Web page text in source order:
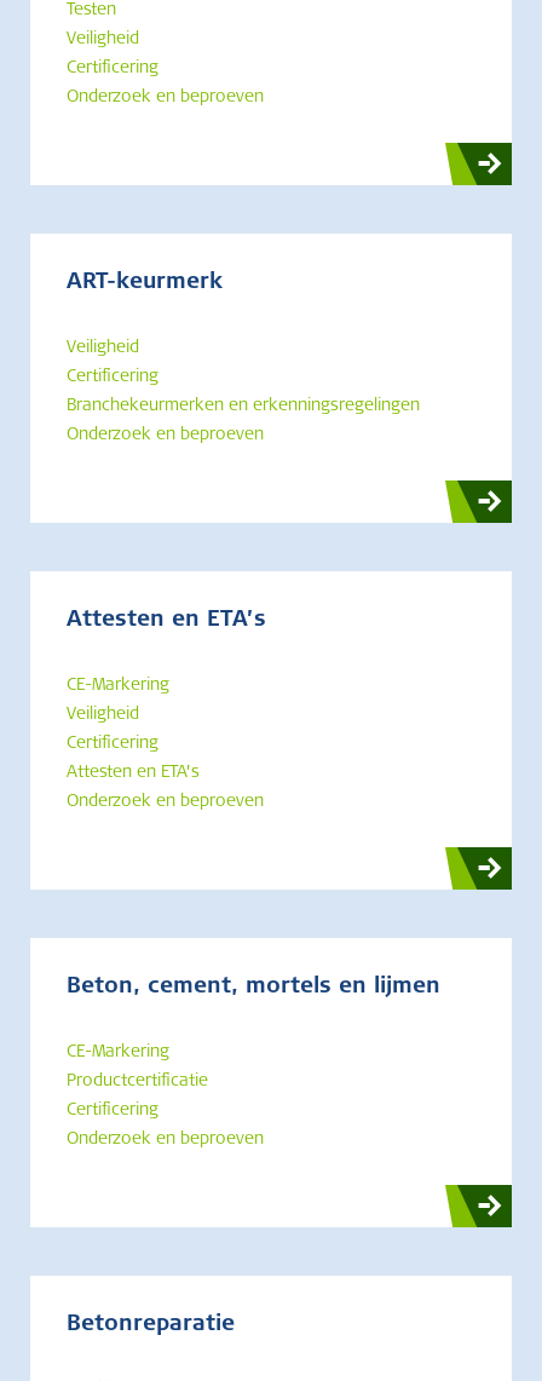
Testen
Veiligheid
Certificering
Onderzoek en beproeven
ART-keurmerk
Veiligheid
Certificering
Branchekeurmerken en erkenningsregelingen
Onderzoek en beproeven
Attesten en ETA’s
CE-Markering
Veiligheid
Certificering
Attesten en ETA’s
Onderzoek en beproeven
Beton, cement, mortels en lijmen
CE-Markering
Productcertificatie
Certificering
Onderzoek en beproeven
Betonreparatie